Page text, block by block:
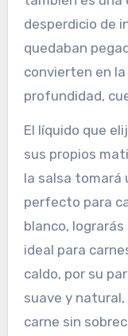
desperdicio de
quedaban
convierten en
profundidad,
El líquido que
sus propios
la salsa tomará
perfecto para
blanco,
ideal para
caldo, por su
suave y
carne sin